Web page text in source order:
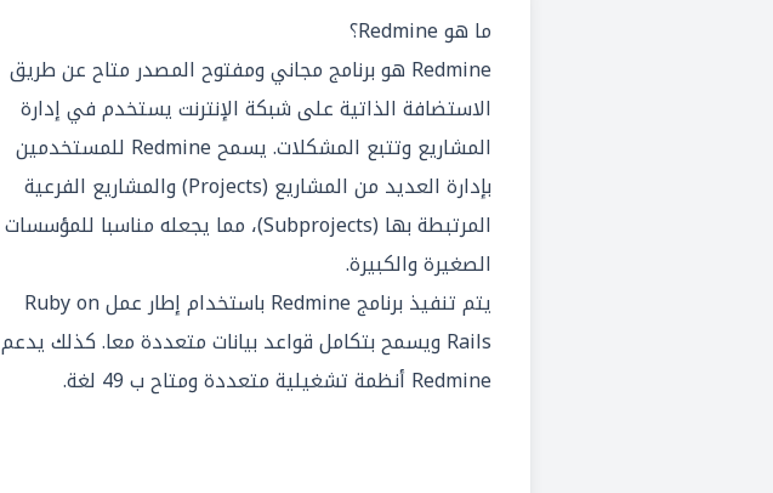
ما هو Redmine؟
Redmine هو برنامج مجاني ومفتوح المصدر متاح عن طريق
الاستضافة الذاتية على شبكة الإنترنت يستخدم في إدارة
المشاريع وتتبع المشكلات. يسمح Redmine للمستخدمين
بإدارة العديد من المشاريع (Projects) والمشاريع الفرعية
المرتبطة بها (Subprojects)، مما يجعله مناسبا للمؤسسات
الصغيرة والكبيرة.
يتم تنفيذ برنامج Redmine باستخدام إطار عمل Ruby on
Rails ويسمح بتكامل قواعد بيانات متعددة معا. كذلك يدعم
Redmine أنظمة تشغيلية متعددة ومتاح ب 49 لغة.